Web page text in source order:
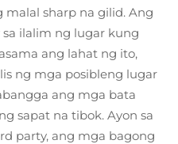
sharp na gilid. Ang
ilalim ng lugar kung
ang lahat ng ito,
ng mga posibleng lugar
ang mga bata
sapat na tibok. Ayon sa
party, ang mga bagong